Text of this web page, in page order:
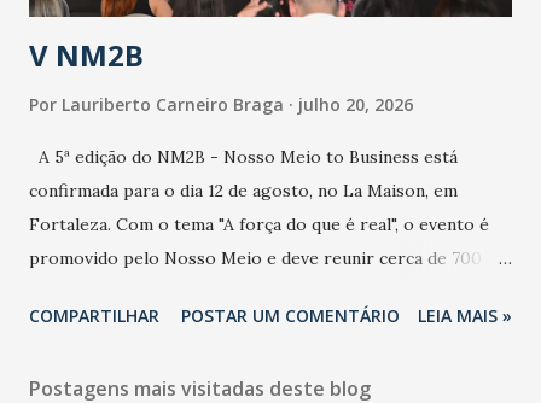
estratificação do risco da doença, para não so...
V NM2B
Por Lauriberto Carneiro Braga julho 20, 2026
A 5ª edição do NM2B - Nosso Meio to Business está
confirmada para o dia 12 de agosto, no La Maison, em
Fortaleza. Com o tema "A força do que é real", o evento é
promovido pelo Nosso Meio e deve reunir cerca de 700
e lideranças do Mercado Nacional. Desde 2022, o NM2B
de negócios do Nordeste, reunindo profissionais de marcas
COMPARTILHAR POSTAR UM COMENTÁRIO LEIA MAIS »
Postagens mais visitadas deste blog